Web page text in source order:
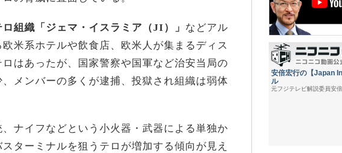
組織「ジェマ・イスラミア（JI）」 などアル
米系ホテルや飲食店、欧米人が集まるディス
はあったが、国家警察や国軍など治安当局の
メンバーの多くが逮捕、投獄され組織は弱体
ナイフなどという小火器・武器による単独か
ターミナルを狙うテロが増加する傾向が見え